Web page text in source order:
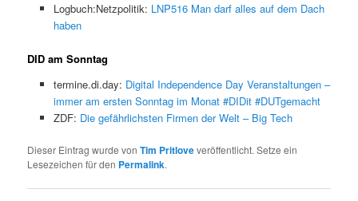
Logbuch:Netzpolitik: LNP516 Man darf alles auf dem Dach
haben
DID am Sonntag
termine.di.day: Digital Independence Day Veranstaltungen –
immer am ersten Sonntag im Monat #DIDit #DUTgemacht
ZDF: Die gefährlichsten Firmen der Welt – Big Tech
Dieser Eintrag wurde vonTim Pritloveveröffentlicht. Setze ein
Lesezeichen für den Permalink.